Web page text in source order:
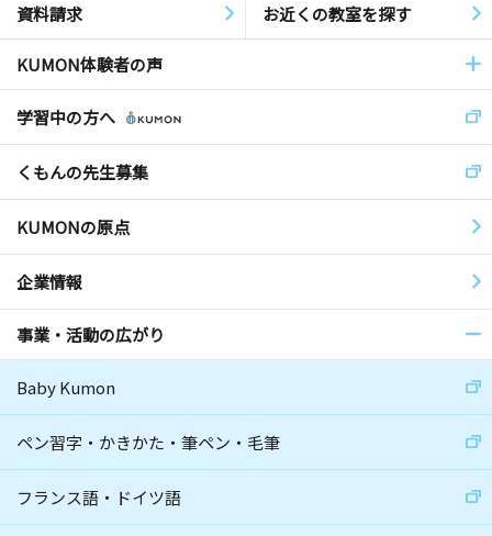
資料請求 お近くの教室を探す
KUMON体験者の声
学習中の方へ
くもんの先生募集
KUMONの原点
企業情報
事業・活動の広がり
Baby Kumon
ペン習字・かきかた・筆ペン・毛筆
フランス語・ドイツ語